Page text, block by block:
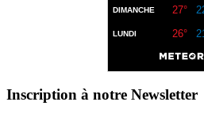
Inscription à notre Newsletter